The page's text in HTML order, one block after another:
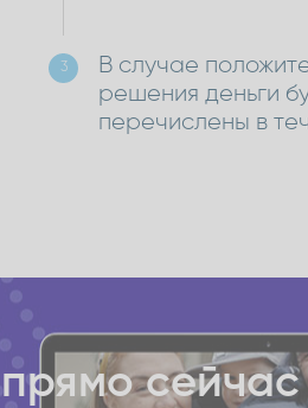
3
В случае
решения деньги
перечислены в
прямо сейчас